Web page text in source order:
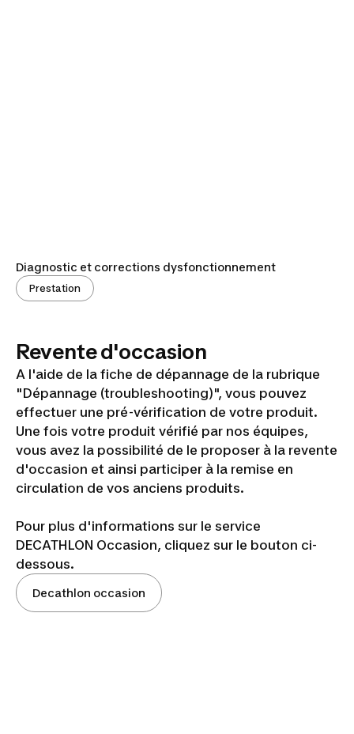
Diagnostic et corrections dysfonctionnement
Prestation
Revente d'occasion
A l'aide de la fiche de dépannage de la rubrique
"Dépannage (troubleshooting)", vous pouvez
effectuer une pré-vérification de votre produit.
Une fois votre produit vérifié par nos équipes,
vous avez la possibilité de le proposer à la revente
d'occasion et ainsi participer à la remise en
circulation de vos anciens produits.
Pour plus d'informations sur le service
DECATHLON Occasion, cliquez sur le bouton ci-
dessous.
Decathlon occasion